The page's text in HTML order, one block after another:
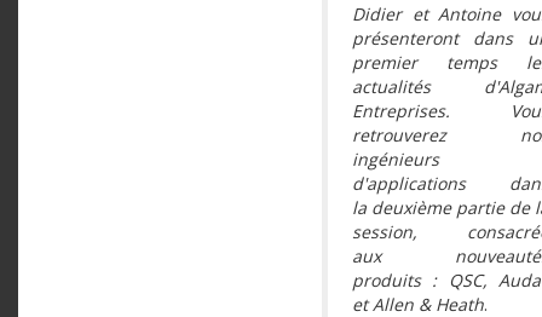
Didier et Antoine
présenteront dans
premier temps
actualités
Entreprises.
retrouverez
ingénieurs
d'applications
la deuxième partie de
session,
aux
produits : QSC,
et Allen & Heath.